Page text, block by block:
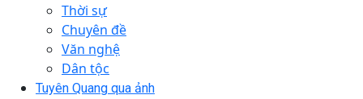
Thời sự
Chuyên đề
Văn nghệ
Dân tộc
Tuyên Quang qua ảnh